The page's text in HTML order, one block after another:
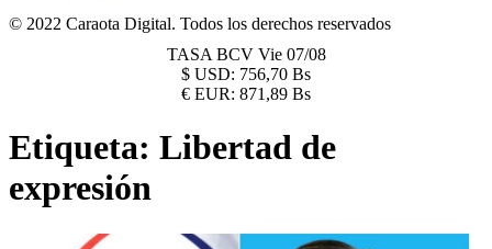
© 2022 Caraota Digital. Todos los derechos reservados
TASA BCV Vie 07/08
$ USD: 756,70 Bs
€ EUR: 871,89 Bs
Etiqueta: Libertad de
expresión